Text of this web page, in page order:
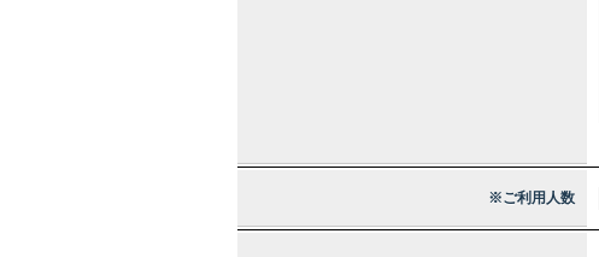
※ご利用人数